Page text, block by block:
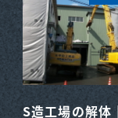
S造工場の解体